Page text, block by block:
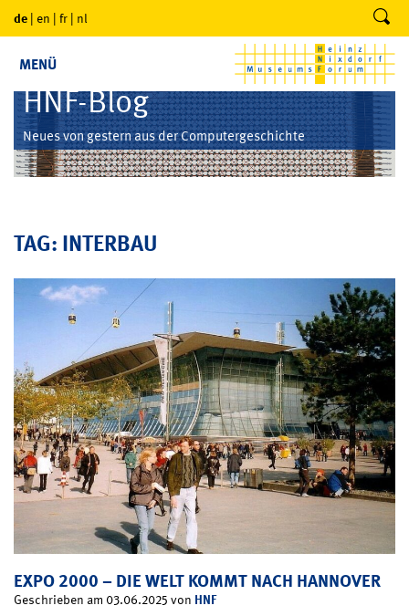
de | en | fr | nl
MENÜ
HNF-Blog
Neues von gestern aus der Computergeschichte
TAG: INTERBAU
EXPO 2000 – DIE WELT KOMMT NACH HANNOVER
Geschrieben am 03.06.2025 von HNF